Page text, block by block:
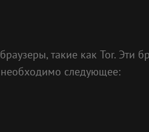
такие как Tor. Эти
следующее: